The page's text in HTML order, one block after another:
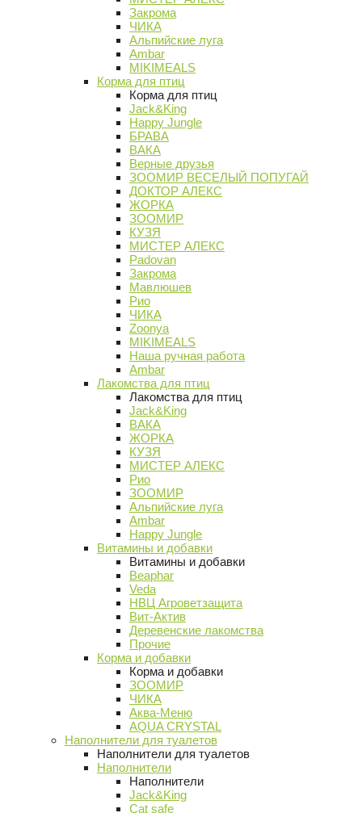
Закрома
ЧИКА
Альпийские луга
Ambar
MIKIMEALS
Корма для птиц
Корма для птиц
Jack&King
Happy Jungle
БРАВА
ВАКА
Верные друзья
ЗООМИР ВЕСЕЛЫЙ ПОПУГАЙ
ДОКТОР АЛЕКС
ЖОРКА
ЗООМИР
КУЗЯ
МИСТЕР АЛЕКС
Padovan
Закрома
Мавлюшев
Рио
ЧИКА
Zoonya
MIKIMEALS
Наша ручная работа
Ambar
Лакомства для птиц
Лакомства для птиц
Jack&King
ВАКА
ЖОРКА
КУЗЯ
МИСТЕР АЛЕКС
Рио
ЗООМИР
Альпийские луга
Ambar
Happy Jungle
Витамины и добавки
Витамины и добавки
Beaphar
Veda
НВЦ Агроветзащита
Вит-Актив
Деревенские лакомства
Прочие
Корма и добавки
Корма и добавки
ЗООМИР
ЧИКА
Аква-Меню
AQUA CRYSTAL
Наполнители для туалетов
Наполнители для туалетов
Наполнители
Наполнители
Jack&King
Cat safe